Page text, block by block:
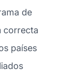
de
correcta
países